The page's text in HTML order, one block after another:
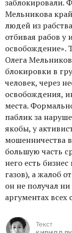
заблокировали.
Мельникова
людей из
отбивая рабов у
освобождение».
Олега
блокировки в
человек, через
освобождения,
места.
паблик за
якобы, у
мошенничества
большую часть
него есть
газов), а жалоб
он не получал ни
аргументах всех
Текст